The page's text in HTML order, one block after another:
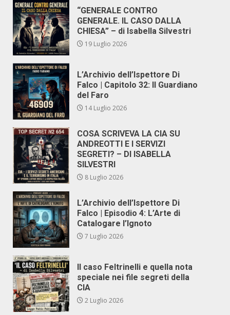
“GENERALE CONTRO
GENERALE. IL CASO DALLA
CHIESA” – di Isabella Silvestri
19 Luglio 2026
L’Archivio dell’Ispettore Di
Falco | Capitolo 32: Il Guardiano
del Faro
14 Luglio 2026
COSA SCRIVEVA LA CIA SU
ANDREOTTI E I SERVIZI
SEGRETI? – DI ISABELLA
SILVESTRI
8 Luglio 2026
L’Archivio dell’Ispettore Di
Falco | Episodio 4: L’Arte di
Catalogare l’Ignoto
7 Luglio 2026
Il caso Feltrinelli e quella nota
speciale nei file segreti della
CIA
2 Luglio 2026